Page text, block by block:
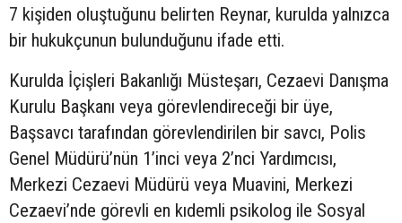
7 kişiden oluştuğunu belirten Reynar, kurulda yalnızca
bir hukukçunun bulunduğunu ifade etti.
Kurulda İçişleri Bakanlığı Müsteşarı, Cezaevi Danışma
Kurulu Başkanı veya görevlendireceği bir üye,
Başsavcı tarafından görevlendirilen bir savcı, Polis
Genel Müdürü’nün 1’inci veya 2’nci Yardımcısı,
Merkezi Cezaevi Müdürü veya Muavini, Merkezi
Cezaevi’nde görevli en kıdemli psikolog ile Sosyal